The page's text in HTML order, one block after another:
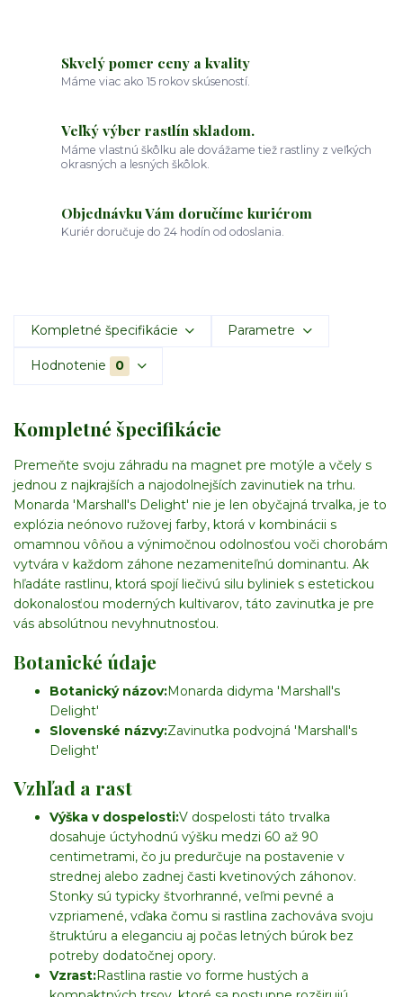
Skvelý pomer ceny a kvality
Máme viac ako 15 rokov skúseností.
Veľký výber rastlín skladom.
Máme vlastnú škôlku ale dovážame tiež rastliny z veľkých
okrasných a lesných škôlok.
Objednávku Vám doručíme kuriérom
Kuriér doručuje do 24 hodín od odoslania.
Kompletné špecifikácie Parametre
Hodnotenie 0
Kompletné špecifikácie
Premeňte svoju záhradu na magnet pre motýle a včely s
jednou z najkrajších a najodolnejších zavinutiek na trhu.
Monarda 'Marshall's Delight' nie je len obyčajná trvalka, je to
explózia neónovo ružovej farby, ktorá v kombinácii s
omamnou vôňou a výnimočnou odolnosťou voči chorobám
vytvára v každom záhone nezameniteľnú dominantu. Ak
hľadáte rastlinu, ktorá spojí liečivú silu byliniek s estetickou
dokonalosťou moderných kultivarov, táto zavinutka je pre
vás absolútnou nevyhnutnosťou.
Botanické údaje
Botanický názov:Monarda didyma 'Marshall's
Delight'
Slovenské názvy:Zavinutka podvojná 'Marshall's
Delight'
Vzhľad a rast
Výška v dospelosti:V dospelosti táto trvalka
dosahuje úctyhodnú výšku medzi 60 až 90
centimetrami, čo ju predurčuje na postavenie v
strednej alebo zadnej časti kvetinových záhonov.
Stonky sú typicky štvorhranné, veľmi pevné a
vzpriamené, vďaka čomu si rastlina zachováva svoju
štruktúru a eleganciu aj počas letných búrok bez
potreby dodatočnej opory.
Vzrast:Rastlina rastie vo forme hustých a